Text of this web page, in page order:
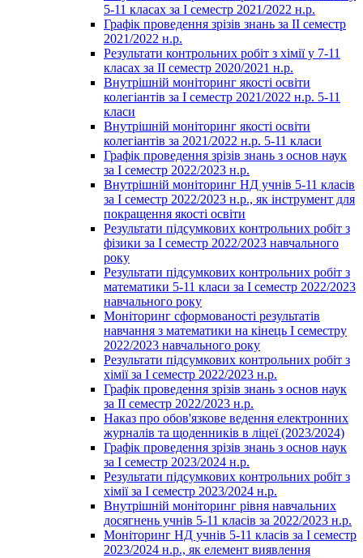
5-11 класах за І семестр 2021/2022 н.р.
Графік проведення зрізів знань за ІІ семестр
2021/2022 н.р.
Результати контрольних робіт з хімії у 7-11
класах за ІІ семестр 2020/2021 н.р.
Внутрішній моніторинг якості освіти
колегіантів за І семестр 2021/2022 н.р. 5-11
класи
Внутрішній моніторинг якості освіти
колегіантів за 2021/2022 н.р. 5-11 класи
Графік проведення зрізів знань з основ наук
за І семестр 2022/2023 н.р.
Внутрішній моніторинг НД учнів 5-11 класів
за І семестр 2022/2023 н.р., як інструмент для
покращення якості освіти
Результати підсумкових контрольних робіт з
фізики за І семестр 2022/2023 навчального
року
Результати підсумкових контрольних робіт з
математики 5-11 класи за І семестр 2022/2023
навчального року
Моніторинг сформованості результатів
навчання з математики на кінець І семестру
2022/2023 навчального року
Результати підсумкових контрольних робіт з
хімії за І семестр 2022/2023 н.р.
Графік проведення зрізів знань з основ наук
за ІІ семестр 2022/2023 н.р.
Наказ про обов'язкове ведення електронних
журналів та щоденників в ліцеї (2023/2024)
Графік проведення зрізів знань з основ наук
за І семестр 2023/2024 н.р.
Результати підсумкових контрольних робіт з
хімії за І семестр 2023/2024 н.р.
Внутрішній моніторинг рівня навчальних
досягнень учнів 5-11 класів за 2022/2023 н.р.
Моніторинг НД учнів 5-11 класів за І семестр
2023/2024 н.р., як елемент виявлення